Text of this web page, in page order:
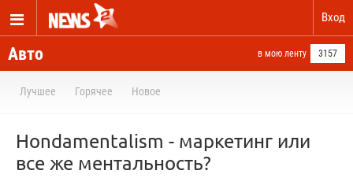
Вход
Авто в мою ленту 3157
Лучшее Горячее Новое
Hondamentalism - маркетинг или
все же ментальность?